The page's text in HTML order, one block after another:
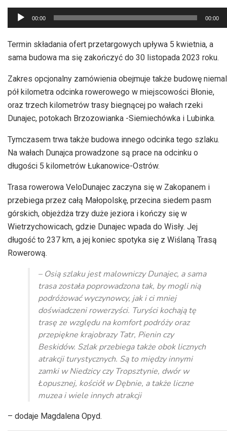
Odtwarzacz
plików
dźwiękowych
00:00 00:00
Termin składania ofert przetargowych upływa 5 kwietnia, a
sama budowa ma się zakończyć do 30 listopada 2023 roku.
Zakres opcjonalny zamówienia obejmuje także budowę niemal
pół kilometra odcinka rowerowego w miejscowości Błonie,
oraz trzech kilometrów trasy biegnącej po wałach rzeki
Dunajec, potokach Brzozowianka -Siemiechówka i Lubinka.
Tymczasem trwa także budowa innego odcinka tego szlaku.
Na wałach Dunajca prowadzone są prace na odcinku o
długości 5 kilometrów Łukanowice-Ostrów.
Trasa rowerowa VeloDunajec zaczyna się w Zakopanem i
przebiega przez całą Małopolskę, przecina siedem pasm
górskich, objeżdża trzy duże jeziora i kończy się w
Wietrzychowicach, gdzie Dunajec wpada do Wisły. Jej
długość to 237 km, a jej koniec spotyka się z Wiślaną Trasą
Rowerową.
– Osią szlaku jest malowniczy Dunajec, a sama
trasa została poprowadzona tak, by mogli nią
podróżować wyczynowcy, jak i ci mniej
doświadczeni rowerzyści. Turyści kochają tę
trasę ze względu na komfort podróży oraz
przepiękne krajobrazy Tatr, Pienin czy
Beskidów. Szlak przebiega także obok licznych
atrakcji turystycznych. Są to między innymi
zamki w Niedzicy czy Tropsztynie, dwór w
Łopusznej, kościół w Dębnie, a także liczne
muzea i wiele innych atrakcji
– dodaje Magdalena Opyd.